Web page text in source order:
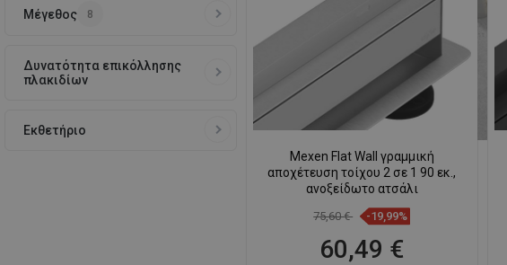
Μέγεθος 8
Δυνατότητα επικόλλησης
πλακιδίων
Εκθετήριο
Αγαπημένα
Σύγκριση
Mexen Flat Wall γραμμική
αποχέτευση τοίχου 2 σε 1 90 εκ.,
ανοξείδωτο ατσάλι
75,60 € -19,99%
60,49 €